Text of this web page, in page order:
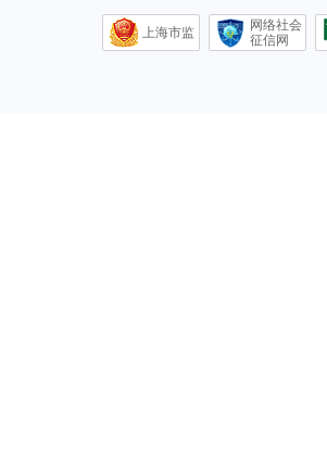
上海市监
网络社会
征信网